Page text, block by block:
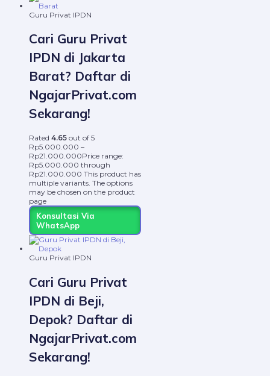
Guru Privat IPDN
Cari Guru Privat
IPDN di Jakarta
Barat? Daftar di
NgajarPrivat.com
Sekarang!
Rated 4.65 out of 5
Rp5.000.000 –
Rp21.000.000Price range:
Rp5.000.000 through
Rp21.000.000 This product has
multiple variants. The options
may be chosen on the product
page
Konsultasi Via
WhatsApp
Guru Privat IPDN
Cari Guru Privat
IPDN di Beji,
Depok? Daftar di
NgajarPrivat.com
Sekarang!